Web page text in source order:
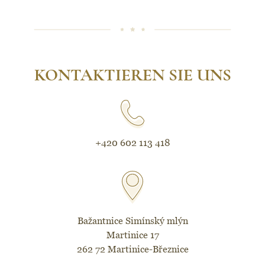
KONTAKTIEREN SIE UNS
+420 602 113 418
Bažantnice Simínský mlýn
Martinice 17
262 72 Martinice-Březnice